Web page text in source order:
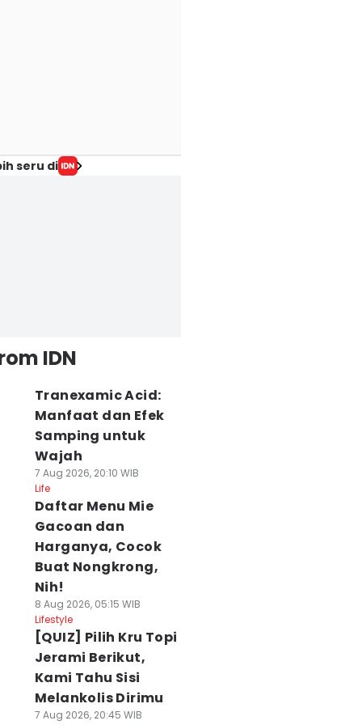
seru di
IDN
Tranexamic Acid:
Manfaat dan Efek
Samping untuk
Wajah
7 Aug 2026, 20:10 WIB
Life
Daftar Menu Mie
Gacoan dan
Harganya, Cocok
Buat Nongkrong,
Nih!
8 Aug 2026, 05:15 WIB
Lifestyle
[QUIZ] Pilih Kru Topi
Jerami Berikut,
Kami Tahu Sisi
Melankolis Dirimu
7 Aug 2026, 20:45 WIB